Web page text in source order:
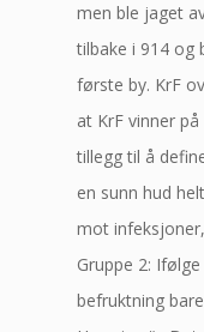
men ble jaget
tilbake i 914 og
første by. KrF
at KrF vinner
tillegg til å
en sunn hud
mot
Gruppe 2:
befruktning